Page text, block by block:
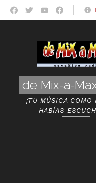
de Mix-a-
¡TU MÚSICA COMO
HABÍAS